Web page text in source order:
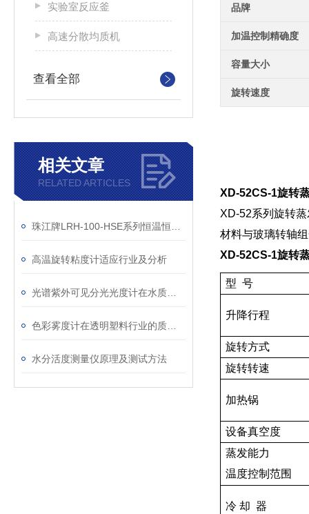
实验室反应釜
高速分散均质机
查看全部
相关文章
RELATED ARTICLES
高温旋转粘度计适应行业及分析
水分活度测量仪原理及测试方法
品牌
加温控制精确度
容量大小
旋转速度
XD-52CS-1旋转
XD-52系列旋转
材料与玻璃转轴
XD-52CS-1旋转
型 号
升降行程
旋转方式
旋转转速
加热锅
设备真空度
蒸发能力
温度控制范围
冷 却 器